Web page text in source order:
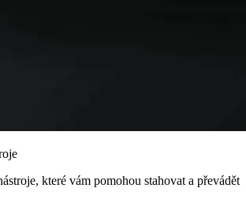
které vám pomohou stahovat a převádět